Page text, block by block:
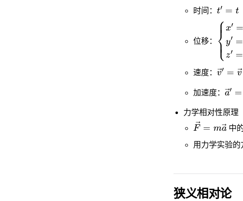
时间： t′ = t
位移： ⎩
⎨⎧ x′ =
y′ =
z′ =
速度： v′ = v
加速度： a′ =
力学相对性原理
F = ma中
用力学实验
狭义相对论